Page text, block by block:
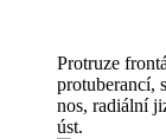
Protruze
protuberancí,
nos, radiální
úst.